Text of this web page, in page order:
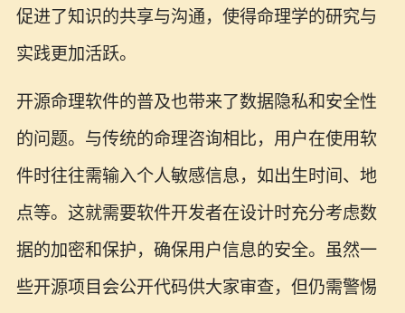
促进了知识的共享与沟通，使得命理学的研究与
实践更加活跃。
开源命理软件的普及也带来了数据隐私和安全性
的问题。与传统的命理咨询相比，用户在使用软
件时往往需输入个人敏感信息，如出生时间、地
点等。这就需要软件开发者在设计时充分考虑数
据的加密和保护，确保用户信息的安全。虽然一
些开源项目会公开代码供大家审查，但仍需警惕